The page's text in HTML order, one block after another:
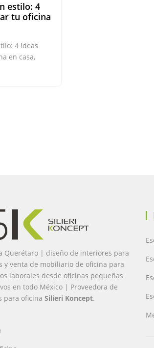
estilo: 4
tu oficina
4 Ideas
en casa,
Querétaro | diseño de interiores para
y venta de mobiliario de oficina para
laborales desde oficinas pequeñas
en todo México | Proveedora de
para oficina Silieri Koncept.